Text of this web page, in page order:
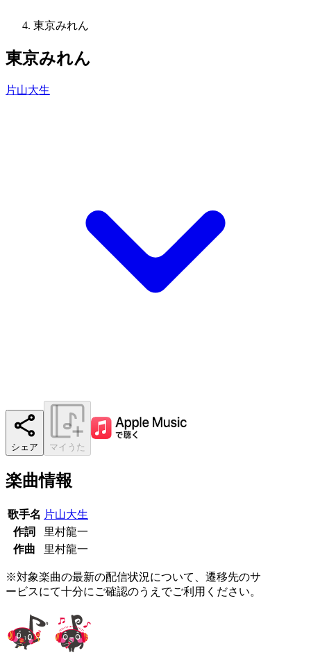
東京みれん
東京みれん
片山大生
シェア マイうた
楽曲情報
歌手名 片山大生
作詞
里村龍一
作曲
里村龍一
※対象楽曲の最新の配信状況について、遷移先のサ
ービスにて十分にご確認のうえでご利用ください。